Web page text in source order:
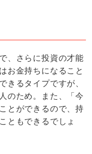
、さらに投資の才能
お金持ちになること
きるタイプですが、
のため。また、「今
とができるので、持
ともできるでしょ